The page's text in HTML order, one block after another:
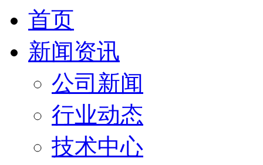
首页
新闻资讯
公司新闻
行业动态
技术中心